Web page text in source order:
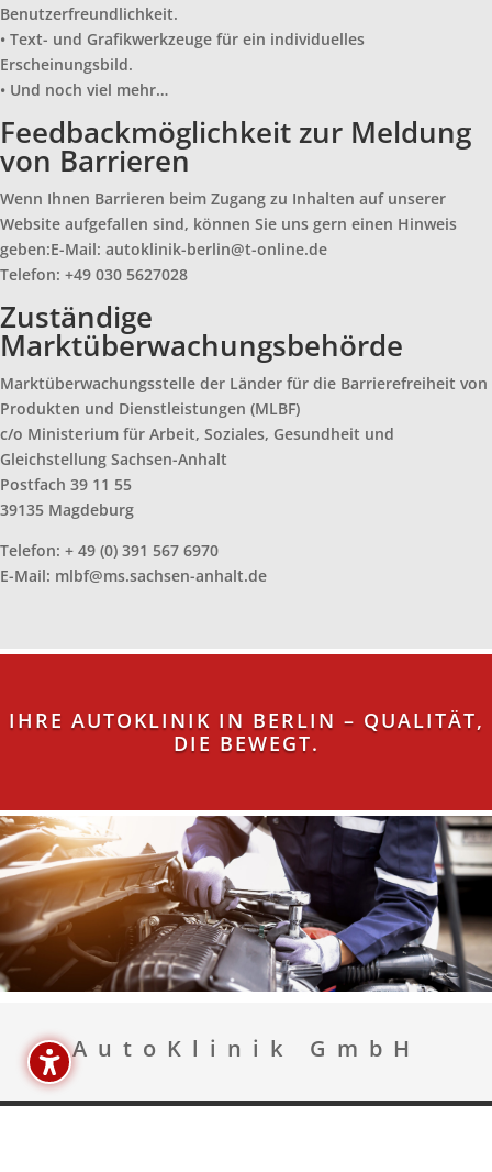
Benutzerfreundlichkeit.
• Text- und Grafikwerkzeuge für ein individuelles
Erscheinungsbild.
• Und noch viel mehr…
Feedbackmöglichkeit zur Meldung
von Barrieren
Wenn Ihnen Barrieren beim Zugang zu Inhalten auf unserer
Website aufgefallen sind, können Sie uns gern einen Hinweis
geben:E-Mail: autoklinik-berlin@t-online.de
Telefon: +49 030 5627028
Zuständige
Marktüberwachungsbehörde
Marktüberwachungsstelle der Länder für die Barrierefreiheit von
Produkten und Dienstleistungen (MLBF)
c/o Ministerium für Arbeit, Soziales, Gesundheit und
Gleichstellung Sachsen-Anhalt
Postfach 39 11 55
39135 Magdeburg
Telefon: + 49 (0) 391 567 6970
E-Mail: mlbf@ms.sachsen-anhalt.de
IHRE AUTOKLINIK IN BERLIN – QUALITÄT,
DIE BEWEGT.
AutoKlinik GmbH